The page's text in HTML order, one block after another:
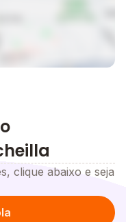
clique abaixo e seja